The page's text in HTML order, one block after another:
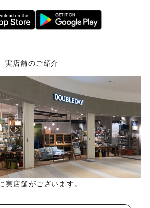
レザーファイバー”とは
端切れを樹脂で固めて再生成したエコ
- 実店舗のご紹介 -
実店舗がございます。